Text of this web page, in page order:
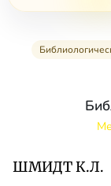
ШМИДТ К.Л.